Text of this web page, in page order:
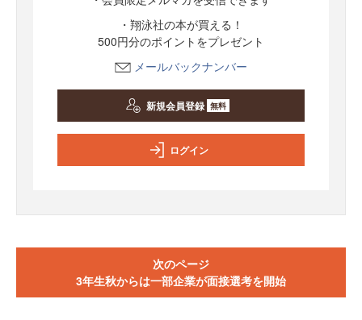
・翔泳社の本が買える！
500円分のポイントをプレゼント
メールバックナンバー
新規会員登録 無料
ログイン
次のページ
3年生秋からは一部企業が面接選考を開始